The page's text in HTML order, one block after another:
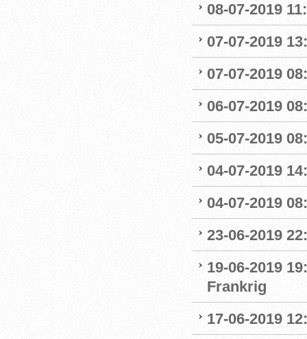
08-07-2019
07-07-2019
07-07-2019
06-07-2019
05-07-2019
04-07-2019
04-07-2019
23-06-2019
19-06-2019
Frankrig
17-06-2019